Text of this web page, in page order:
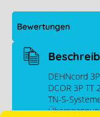
DEHNcord 3P TT
Raum
Cookie-
Bewertungen
DEHNcord
DCOR 3P
TN-S-